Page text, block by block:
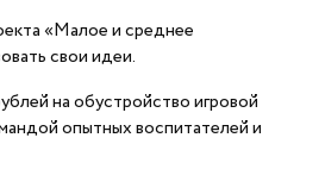
«Малое и среднее
свои идеи.
на обустройство игровой
опытных воспитателей и